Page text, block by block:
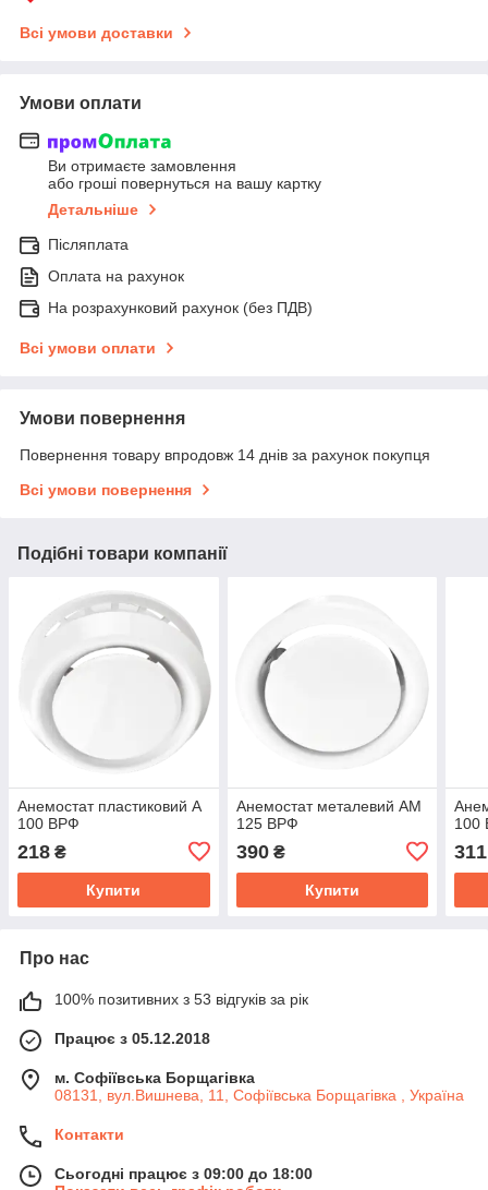
Всі умови доставки
Умови оплати
Ви отримаєте замовлення
або гроші повернуться на вашу картку
Детальніше
Післяплата
Оплата на рахунок
На розрахунковий рахунок (без ПДВ)
Всі умови оплати
Умови повернення
Повернення товару впродовж 14 днів за рахунок покупця
Всі умови повернення
Подібні товари компанії
Анемостат пластиковий А
100 ВРФ
218 ₴
Купити
Анемостат металевий АМ
125 ВРФ
390₴
Купити
100
311
Про нас
100% позитивних з 53 відгуків за рік
Працює з 05.12.2018
м. Софіївська Борщагівка
08131, вул.Вишнева, 11, Софіївська Борщагівка , Україна
Контакти
Сьогодні працює з 09:00 до 18:00